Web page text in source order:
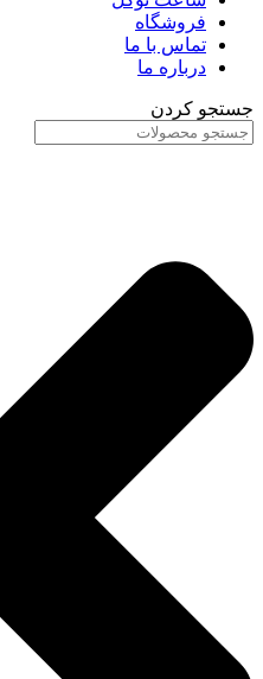
فروشگاه
تماس با ما
درباره ما
جستجو کردن